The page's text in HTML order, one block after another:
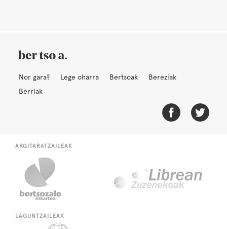
Nor gara? Lege oharra Bertsoak
Bereziak
Berriak
ARGITARATZAILEAK
LAGUNTZAILEAK